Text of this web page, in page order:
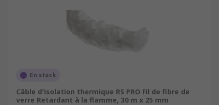
En stock
Câble d'isolation thermique RS PRO Fil de fibre de
verre Retardant à la flamme, 30 m x 25 mm